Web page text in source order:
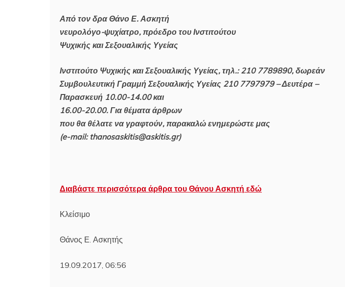
Από τον δρα Θάνο Ε. Ασκητή
νευρολόγο-ψυχίατρο, πρόεδρο του Ινστιτούτου
Ψυχικής και Σεξουαλικής Υγείας
Ινστιτούτο Ψυχικής και Σεξουαλικής Υγείας, τηλ.: 210 7789890, δωρεάν
Συμβουλευτική Γραμμή Σεξουαλικής Υγείας 210 7797979 – Δευτέρα –
Παρασκευή 10.00-14.00 και
16.00-20.00. Για θέματα άρθρων
που θα θέλατε να γραφτούν, παρακαλώ ενημερώστε μας
(e-mail: thanosaskitis@askitis.gr)
Διαβάστε περισσότερα άρθρα του Θάνου Ασκητή εδώ
Κλείσιμο
Θάνος Ε. Ασκητής
19.09.2017, 06:56